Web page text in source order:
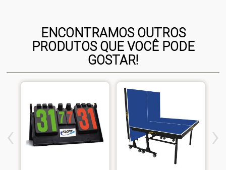
ENCONTRAMOS OUTROS
PRODUTOS QUE VOCÊ PODE
GOSTAR!
‹ ›